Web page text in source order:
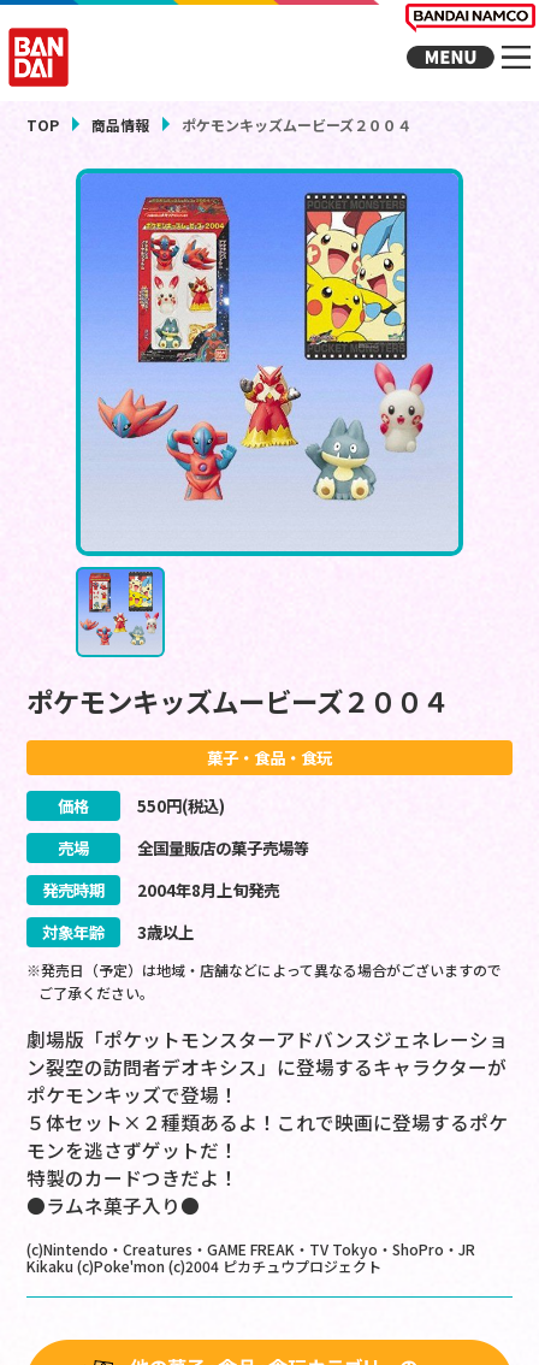
TOP 商品情報 ポケモンキッズムービーズ２００４
ポケモンキッズムービーズ２００４
菓子・食品・食玩
価格 550円(税込)
売場
全国量販店の菓子売場等
発売時期
2004年8月上旬発売
対象年齢
3歳以上
※発売日（予定）は地域・店舗などによって異なる場合がございますので
ご了承ください。
劇場版「ポケットモンスターアドバンスジェネレーショ
ン裂空の訪問者デオキシス」に登場するキャラクターが
ポケモンキッズで登場！
５体セット×２種類あるよ！これで映画に登場するポケ
モンを逃さずゲットだ！
特製のカードつきだよ！
●ラムネ菓子入り●
(c)Nintendo・Creatures・GAME FREAK・TV Tokyo・ShoPro・JR
Kikaku (c)Poke'mon (c)2004 ピカチュウプロジェクト